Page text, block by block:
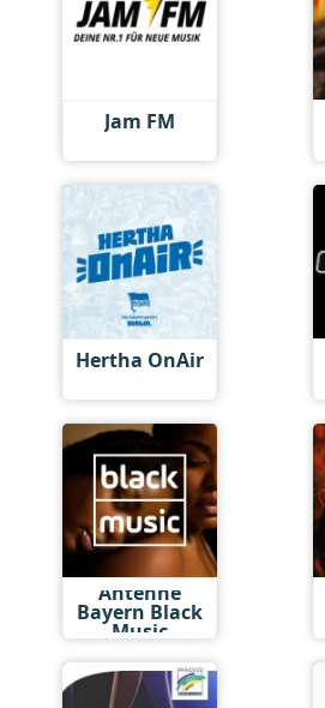
Jam FM
Hertha OnAir
Antenne
Bayern Black
Music